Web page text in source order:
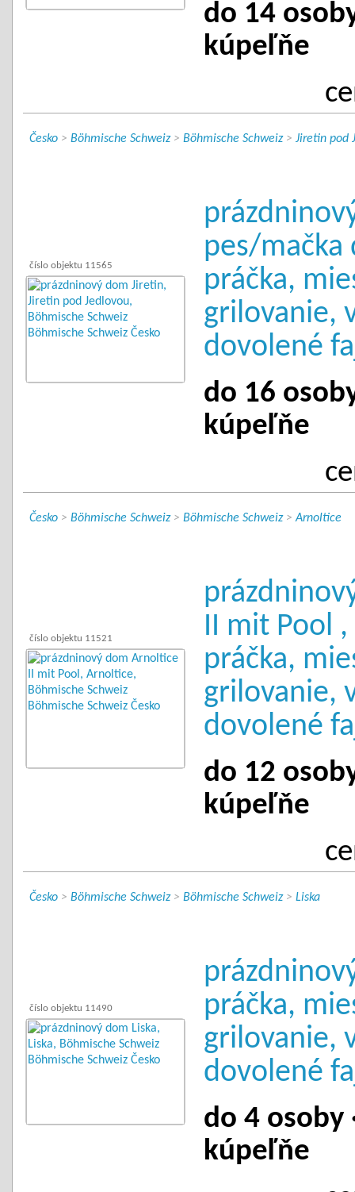
do 14
kúpeľňe
Česko > Böhmische Schweiz> Böhmische Schweiz> Jiretin pod
číslo objektu 11565
pes/mačka
práčka,
grilovanie,
dovolené
do 16
kúpeľňe
Česko > Böhmische Schweiz> Böhmische Schweiz>Arnoltice
číslo objektu 11521
II mit Pool
práčka,
grilovanie,
dovolené
do 12
kúpeľňe
Česko > Böhmische Schweiz> Böhmische Schweiz> Liska
číslo objektu 11490
práčka,
grilovanie,
dovolené
do 4 osoby
kúpeľňe